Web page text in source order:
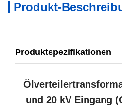
Produkt-
Produktspezifikationen
und 20 kV Eingang